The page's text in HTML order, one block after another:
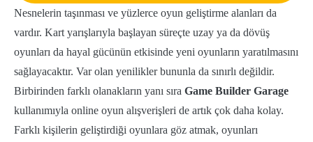
Nesnelerin taşınması ve yüzlerce oyun geliştirme alanları da
vardır. Kart yarışlarıyla başlayan süreçte uzay ya da dövüş
oyunları da hayal gücünün etkisinde yeni oyunların yaratılmasını
sağlayacaktır. Var olan yenilikler bununla da sınırlı değildir.
Birbirinden farklı olanakların yanı sıra Game Builder Garage
kullanımıyla online oyun alışverişleri de artık çok daha kolay.
Farklı kişilerin geliştirdiği oyunlara göz atmak, oyunları